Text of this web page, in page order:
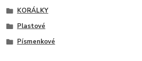
KORÁLKY
Plastové
Písmenkové